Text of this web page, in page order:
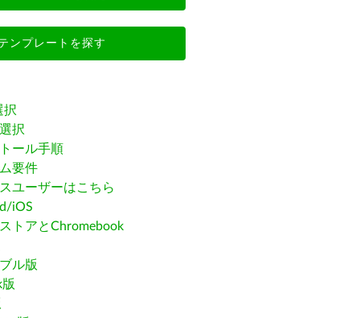
ンプレートを探す
択
択
ール手順
要件
ユーザーはこちら
iOS
トアとChromebook
ル版